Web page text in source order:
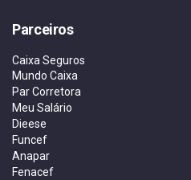
Parceiros
Caixa Seguros
Mundo Caixa
Par Corretora
Meu Salário
Dieese
Funcef
Anapar
Fenacef